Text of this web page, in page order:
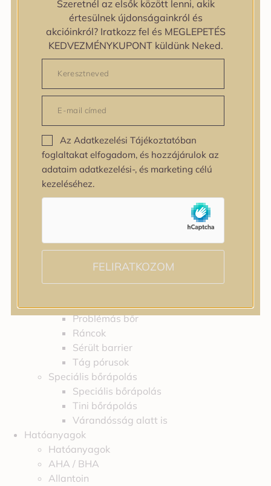
zipiderm
Bőrállapot
Bőrállapot
Bőrtípus
Bőrtípus
Kombinált
Száraz
Zsíros
Bőrprobléma
Bőrprobléma
Bőrpír
Dehidratált bőr
Érzékeny bőr
Fakóság
Problémás bőr
Ráncok
Sérült barrier
Tág pórusok
Speciális bőrápolás
Speciális bőrápolás
Tini bőrápolás
Várandósság alatt is
Hatóanyagok
Hatóanyagok
AHA / BHA
Allantoin
Szeretnél az elsők között lenni, akik
értesülnek újdonságainkról és
akcióinkról? Iratkozz fel és MEGLEPETÉS
KEDVEZMÉNYKUPONT küldünk Neked.
Az Adatkezelési Tájékoztatóban
foglaltakat elfogadom, és hozzájárulok az
adataim adatkezelési-, és marketing célú
kezeléséhez.
FELIRATKOZOM